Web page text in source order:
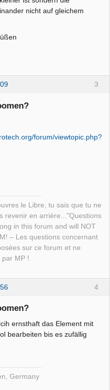
nicht auf gleichem
3
forum/viewtopic.php?
le Libre, tu sais que tu ne
revenir en arrière..."Questions
in this forum and will NOT
– Les questions concernant
sur ce forum et ne
MP !
4
ernsthaft das Element mit
bearbeiten bis es zufällig
Germany